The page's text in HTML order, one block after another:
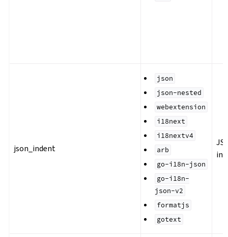
json_indent
json
json-nested
webextension
i18next
i18nextv4
arb
go-i18n-json
go-i18n-
json-v2
formatjs
gotext